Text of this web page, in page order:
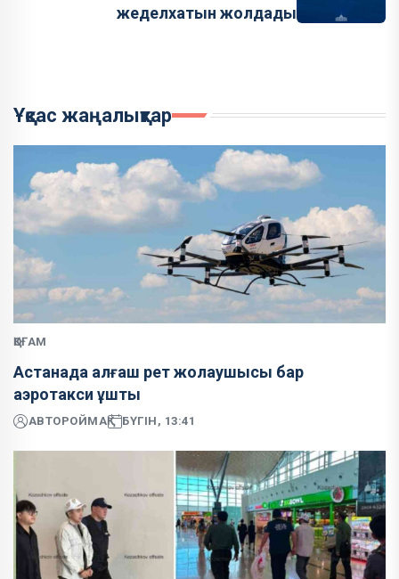
жеделхатын жолдады
Ұқсас жаңалықтар
ҚОҒАМ
Астанада алғаш рет жолаушысы бар
аэротакси ұшты
АВТОРОЙМАҚ БҮГІН, 13:41